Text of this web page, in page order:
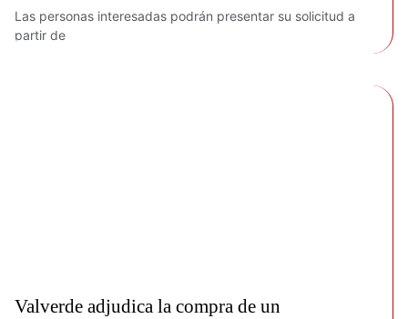
Las personas interesadas podrán presentar su solicitud a
partir de
Valverde adjudica la compra de un